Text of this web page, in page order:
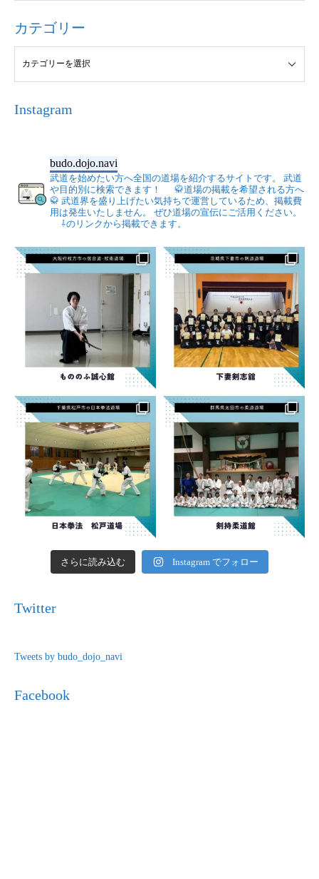
カテゴリー
Instagram
budo.dojo.navi
武道を始めたい方へ全国の道場を紹介するサイトです。
武道
や目的別に検索できます！
🥋道場の掲載を希望される方へ
🥋 武道界を盛り上げたい気持ちで運営しているため、掲載費
用は発生いたしません。
ぜひ道場の宣伝にご活用ください。
⇩のリンクから掲載できます。
さらに読み込む Instagram でフォロー
Twitter
Tweets by budo_dojo_navi
Facebook